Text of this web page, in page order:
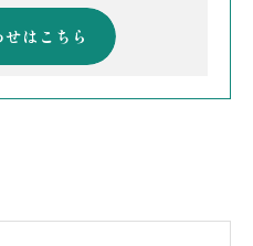
はこちら